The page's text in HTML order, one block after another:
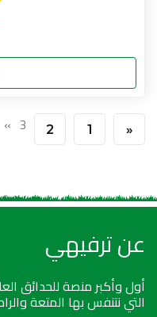
«
1
2
3
»
عن ترفيهي
أول وأكبر منصة للحدائق
التي نتنفس بها المتعة